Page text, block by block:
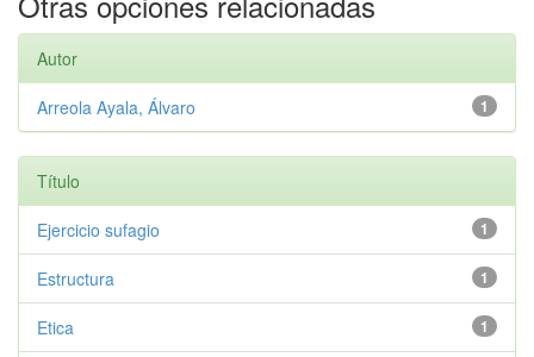
Autor
1
Arreola Ayala, Álvaro
Título
1
Ejercicio sufagio
1
Estructura
1
Etica